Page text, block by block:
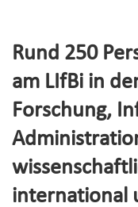
Rund 250
am LIfBi in
Forschung,
international